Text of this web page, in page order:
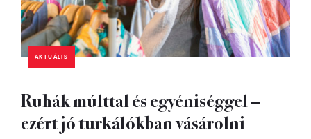
AKTUÁLIS
Ruhák múlttal és egyéniséggel –
ezért jó turkálókban vásárolni